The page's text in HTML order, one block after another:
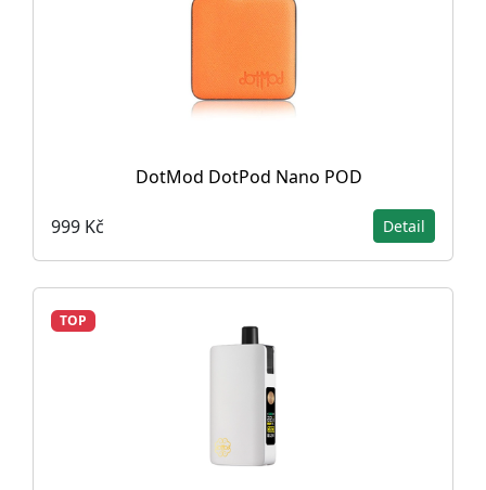
DotMod DotPod Nano POD
999 Kč Detail
TOP